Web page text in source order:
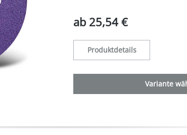
ab 25,54 €
Produktdetails
Variante